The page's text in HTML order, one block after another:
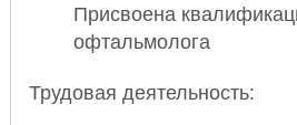
Присвоена
офтальмолога
Трудовая деятельность: